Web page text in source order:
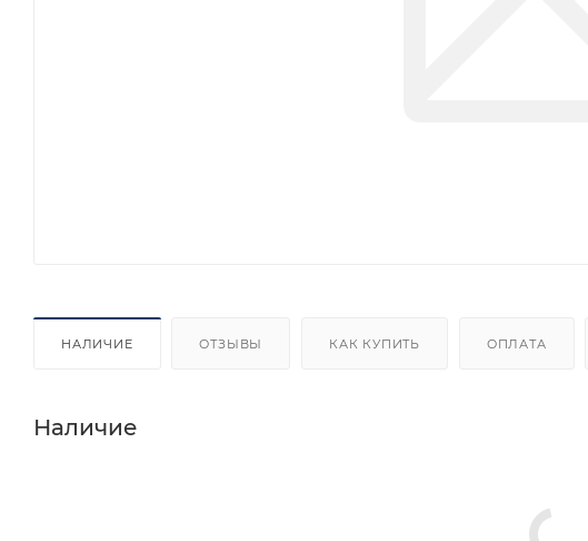
НАЛИЧИЕ ОТЗЫВЫ КАК КУПИТЬ ОПЛАТА
Наличие